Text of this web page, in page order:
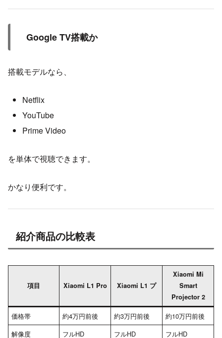
Google TV搭載か
搭載モデルなら、
Netflix
YouTube
Prime Video
を単体で視聴できます。
かなり便利です。
紹介商品の比較表
項目 Xiaomi L1 Pro Xiaomi L1 プ
Xiaomi Mi
Smart
Projector 2
価格帯 約4万円前後 約3万円前後
約10万円前後
解像度
フルHD フルHD フルHD